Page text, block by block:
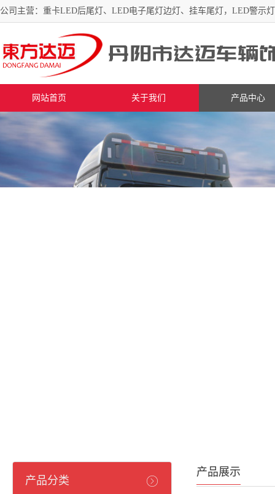
公司主营：重卡LED后尾灯、LED电子尾灯边灯、挂车尾灯，LED警示
网站首页 关于我们 产品中心
产品分类
产品展示